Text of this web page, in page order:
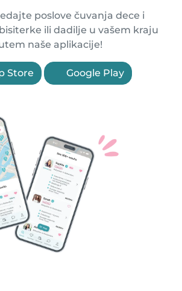
poslove čuvanja dece i
ili dadilje u vašem kraju
naše aplikacije!
Store Google Play